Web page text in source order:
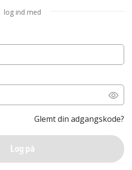
log ind med
Glemt din adgangskode?
Log på